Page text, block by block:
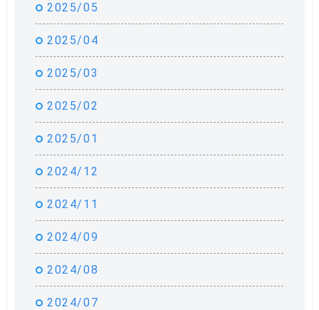
2025/05
2025/04
2025/03
2025/02
2025/01
2024/12
2024/11
2024/09
2024/08
2024/07